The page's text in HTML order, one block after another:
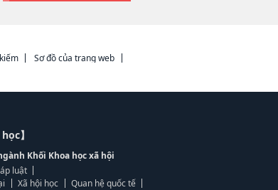
Sơ đồ của trang web
】
Khối Khoa học xã hội
luật
Xã hội học
Quan hệ quốc tế